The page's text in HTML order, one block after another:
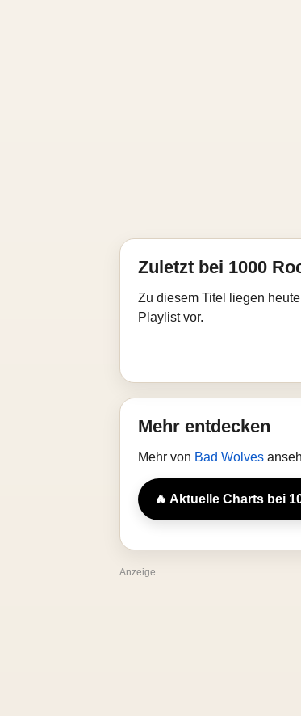
Zuletzt bei 1000
Zu diesem Titel liegen
Playlist vor.
Mehr entdecken
Mehr von Bad Wolves
🔥 Aktuelle Charts bei
Anzeige